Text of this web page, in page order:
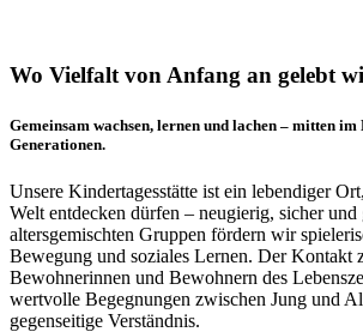
Wo Vielfalt von Anfang an gelebt
Gemeinsam wachsen, lernen und lachen – mitten
Generationen.
Unsere Kindertagesstätte ist ein lebendiger
Welt entdecken dürfen – neugierig, sicher und
altersgemischten Gruppen fördern wir
Bewegung und soziales Lernen. Der Kontakt
Bewohnerinnen und Bewohnern des
wertvolle Begegnungen zwischen Jung und
gegenseitige Verständnis.